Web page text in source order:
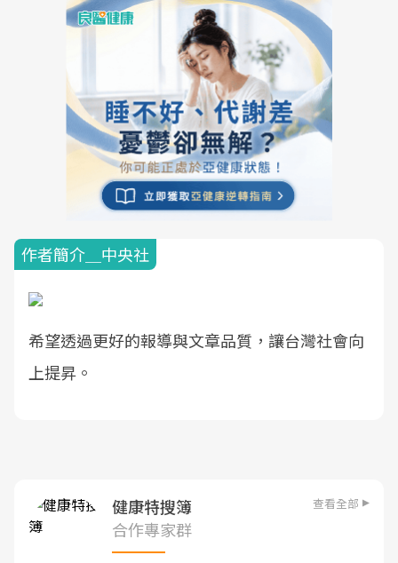
作者簡介＿中央社
希望透過更好的報導與文章品質，讓台灣社會向
上提昇。
健康特搜簿 查看全部
合作專家群